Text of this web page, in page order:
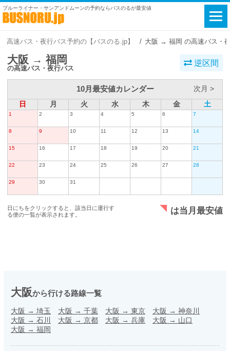
ブルーライナー・サンアンドムーンの予約ならバスのるが最安値
高速バス・夜行バス予約の【バスのる.jp】 大阪 → 福岡 の高速バス・
大阪 → 福岡
の高速バス・夜行バス
逆区間
10月最安値カレンダー
次月 >
日
月 火 水 木 金 土
1 2 3 4 5 6 7
8 9 10 11 12 13 14
15 16 17 18 19 20 21
22 23 24 25 26 27 28
29 30 31
日にちをクリックすると、該当日に運行す
る便の一覧が表示されます。
は当月最安値
大阪から行ける路線一覧
大阪 → 埼玉 大阪 → 千葉 大阪 → 東京 大阪 → 神奈川
大阪 → 石川 大阪 → 京都 大阪 → 兵庫 大阪 → 山口
大阪 → 福岡